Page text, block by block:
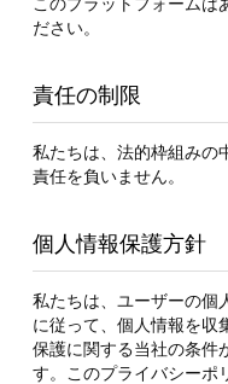
このプラットフォームは
ださい。
責任の制限
私たちは、法的枠組みの
責任を負いません。
個人情報保護方針
私たちは、ユーザーの個
に従って、個人情報を収
保護に関する当社の条件
す。このプライバシーポ